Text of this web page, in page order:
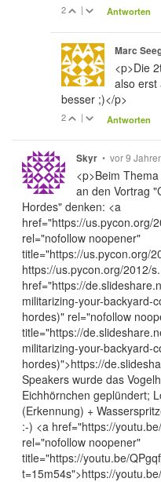
2 | Antworten
Marc
<p>Die
also erst
besser ;)</p>
2 | Antworten
Skyr • vor 9
<p>Beim
an den Vortrag
Hordes" denken: <a
href="https://us.pycon.org/
rel="nofollow noopener"
title="https://us.pycon.org/
https://us.pycon.org/2012/
href="https://
militarizing-your-backyard-
hordes)" rel="nofollow
title="https://
militarizing-your-backyard-
hordes)">https://
Speakers wurde das
Eichhörnchen geplündert;
(Erkennung) +
:-) <a href="https://
rel="nofollow noopener"
title="https://youtu.be/
t=15m54s">https://